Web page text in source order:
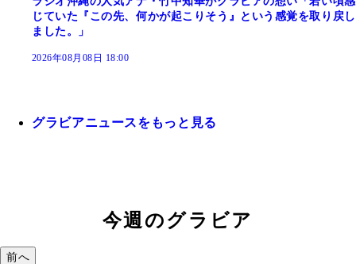
じていた『この先、何かが起こりそう』という感覚を取り戻し
ました。」
2026年08月08日 18:00
グラビアニュースをもっと見る
今週のグラビア
前へ